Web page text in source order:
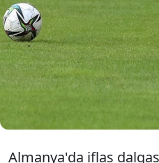
Almanya'da
zorluklar
bulundu.
krizin
girdi.
Almanya'da iflas